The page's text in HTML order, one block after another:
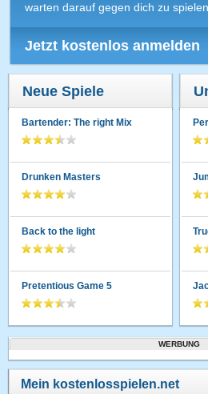
warten darauf gegen dich zu spielen.
Jetzt kostenlos anmelden
Neue Spiele
Bartender: The right Mix
Drunken Masters
Back to the light
Pretentious Game 5
WERBUNG
Mein kostenlosspielen.net